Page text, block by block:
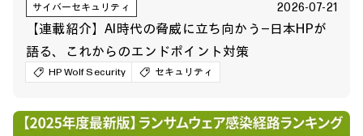
サイバーセキュリティ 2026-07-21
【連載紹介】AI時代の脅威に立ち向かう―日本HPが
語る、これからのエンドポイント対策
HP Wolf Security セキュリティ